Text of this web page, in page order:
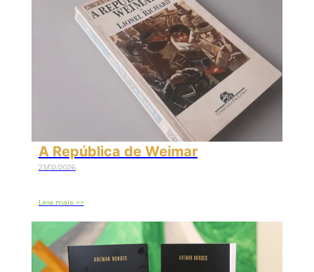
A República de Weimar
23/02/2026
Leia mais >>